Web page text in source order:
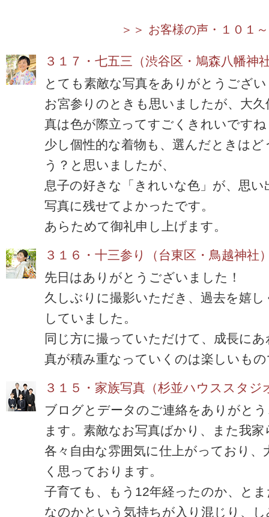
＞＞ お客様の声・１０１
３１７・七五三（渋谷区・鳩森八幡神
とても素敵な写真をありがとうござ
お宮参りのときも思いましたが、大久
真は色が際立ってすごくきれいですね
少し個性的な着物も、選んだときはど
う？と思いましたが、
息子の好きな「きれいな色」が、思い
写真に残せてよかったです。
あらためて御礼申し上げます。
３１６・十三参り（台東区・鳥越神社
先日はありがとうございました！
久しぶりに撮影いただき、過去を嬉し
していました。
同じ方に撮っていただけて、成長に
真が積み重なっていくのは楽しいも
３１５・家族写真（杉並ハウススタジ
ブログとデータのご連絡をありがと
ます。素敵なお写真ばかり、また我家
各々自由な雰囲気に仕上がっており、
く思っております。
子育ても、もう12年経ったのか、と
なのかという気持ちが入り混じり、